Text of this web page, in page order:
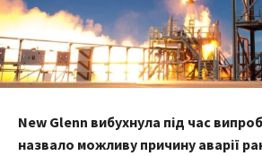
New Glenn вибухнула під час
назвало можливу причину аварії